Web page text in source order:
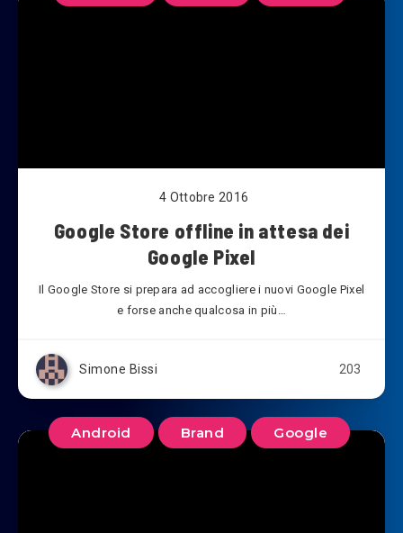
4 Ottobre 2016
Google Store offline in attesa dei
Google Pixel
Il Google Store si prepara ad accogliere i nuovi Google Pixel
e forse anche qualcosa in più…
Simone Bissi 203
Android Brand Google